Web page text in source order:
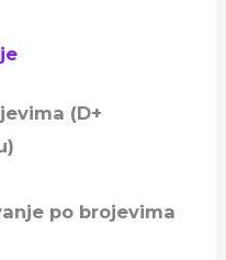
(D+
po brojevima